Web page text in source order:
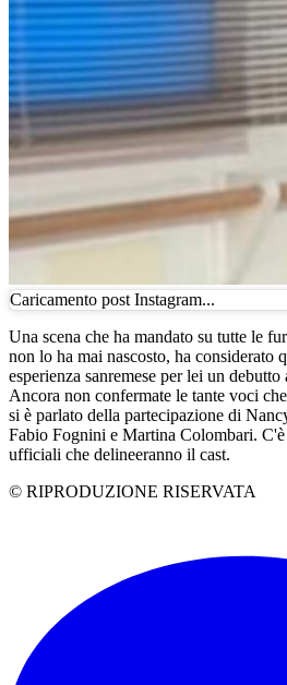
Caricamento post Instagram...
Una scena che ha mandato su tutte le
non lo ha mai nascosto, ha considerato
esperienza sanremese per lei un
Ancora non confermate le tante voci
si è parlato della partecipazione di
Fabio Fognini e Martina Colombari. C'è
ufficiali che delineeranno il cast.
© RIPRODUZIONE RISERVATA